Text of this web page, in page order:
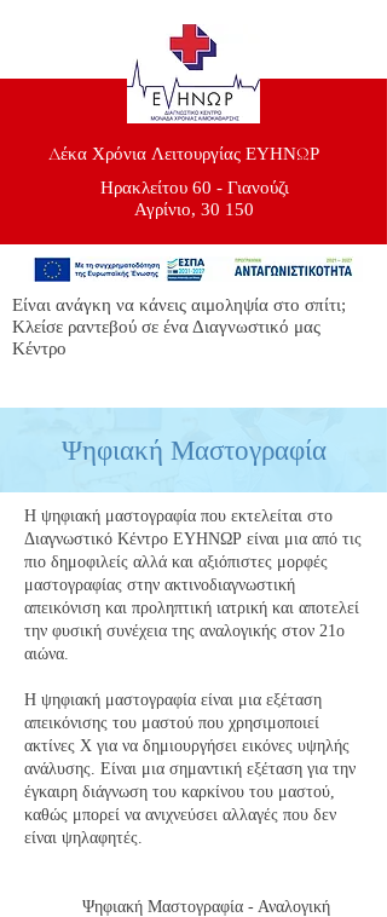
Δέκα Χρόνια Λειτουργίας ΕΥΗΝΩΡ
Ηρακλείτου 60 - Γιανούζι
Αγρίνιο, 30 150
Είναι ανάγκη να κάνεις αιμοληψία στο σπίτι;
Κλείσε ραντεβού σε ένα Διαγνωστικό μας
Κέντρο
Ψηφιακή Μαστογραφία
Η ψηφιακή μαστογραφία που εκτελείται στο
Διαγνωστικό Κέντρο ΕΥΗΝΩΡ είναι μια από τις
πιο δημοφιλείς αλλά και αξιόπιστες μορφές
μαστογραφίας στην ακτινοδιαγνωστική
απεικόνιση και προληπτική ιατρική και αποτελεί
την φυσική συνέχεια της αναλογικής στον 21ο
αιώνα.
Η ψηφιακή μαστογραφία είναι μια εξέταση
απεικόνισης του μαστού που χρησιμοποιεί
ακτίνες Χ για να δημιουργήσει εικόνες υψηλής
ανάλυσης. Είναι μια σημαντική εξέταση για την
έγκαιρη διάγνωση του καρκίνου του μαστού,
καθώς μπορεί να ανιχνεύσει αλλαγές που δεν
είναι ψηλαφητές.
Ψηφιακή Μαστογραφία - Αναλογική